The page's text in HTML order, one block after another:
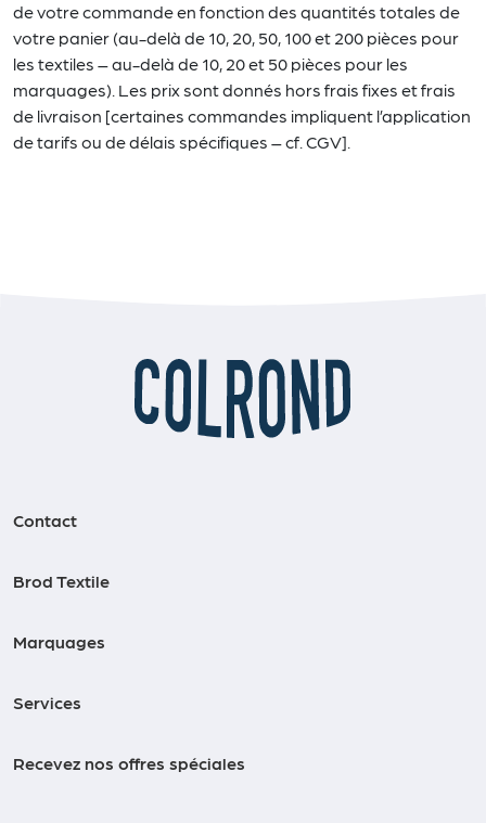
de votre commande en fonction des quantités totales de
votre panier (au-delà de 10, 20, 50, 100 et 200 pièces pour
les textiles – au-delà de 10, 20 et 50 pièces pour les
marquages). Les prix sont donnés hors frais fixes et frais
de livraison [certaines commandes impliquent l’application
de tarifs ou de délais spécifiques – cf. CGV].
Contact
Brod Textile
Marquages
Services
Recevez nos offres spéciales